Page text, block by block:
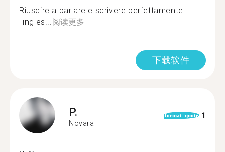
Riuscire a parlare e scrivere perfettamente
l'ingles...阅读更多
下载软件
P.
Novara
format_quote 1